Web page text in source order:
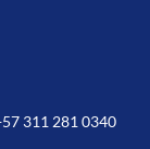
311 281 0340